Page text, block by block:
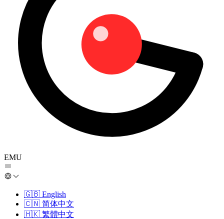
EMU
🇬🇧 English
🇨🇳 简体中文
🇭🇰 繁體中文